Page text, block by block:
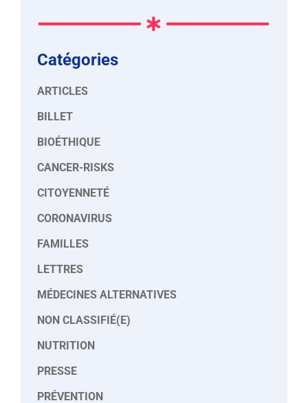
Catégories
ARTICLES
BILLET
BIOÉTHIQUE
CANCER-RISKS
CITOYENNETÉ
CORONAVIRUS
FAMILLES
LETTRES
MÉDECINES ALTERNATIVES
NON CLASSIFIÉ(E)
NUTRITION
PRESSE
PRÉVENTION